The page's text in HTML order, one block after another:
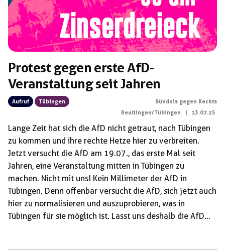
Protest gegen erste AfD-
Veranstaltung seit Jahren
Aufruf Tübingen
Bündnis gegen Rechts
Reutlingen/Tübingen
13.07.25
Lange Zeit hat sich die AfD nicht getraut, nach Tübingen
zu kommen und ihre rechte Hetze hier zu verbreiten.
Jetzt versucht die AfD am 19.07., das erste Mal seit
Jahren, eine Veranstaltung mitten in Tübingen zu
machen. Nicht mit uns! Kein Millimeter der AfD in
Tübingen. Denn offenbar versucht die AfD, sich jetzt auch
hier zu normalisieren und auszuprobieren, was in
Tübingen für sie möglich ist. Lasst uns deshalb die AfD